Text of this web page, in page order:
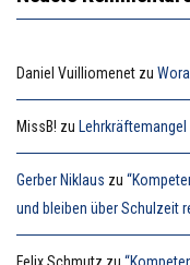
Daniel Vuilliomenet zu
MissB! zu
Gerber Niklaus zu
und bleiben über Schulzeit